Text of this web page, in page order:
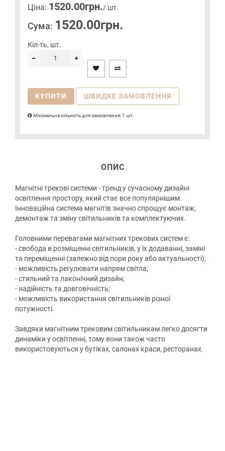
Цiна: 1520.00грн./ шт.
Сума: 1520.00грн.
Кіл-ть, шт.
КУПИТИ ШВИДКЕ ЗАМОВЛЕННЯ
Мінімальна кількість для замовлення: 1 шт.
ОПИС
Магнітні трекові системи - тренд у сучасному дизайні
освітлення простору, який стає все популярнішим.
Інноваційна система магнітів значно спрощує монтаж,
демонтаж та зміну світильників та комплектуючих.
Головними перевагами магнітних трекових систем є:
- свобода в розміщенні світильників, у їх додаванні, заміні
та переміщенні (залежно від пори року або актуальності);
- можливість регулювати напрям світла;
- стильний та лаконічний дизайн;
- надійність та довговічність;
- можливість використання світильників різної
потужності.
Завдяки магнітним трековим світильникам легко досягти
динаміки у освітленні, тому вони також часто
використовуються у бутіках, салонах краси, ресторанах.